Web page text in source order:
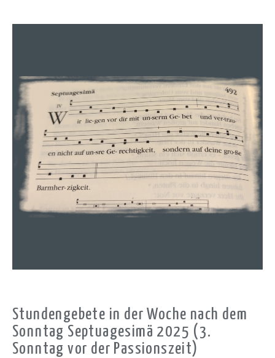
Stundengebete in der Woche nach dem
Sonntag Septuagesimä 2025 (3.
Sonntag vor der Passionszeit)